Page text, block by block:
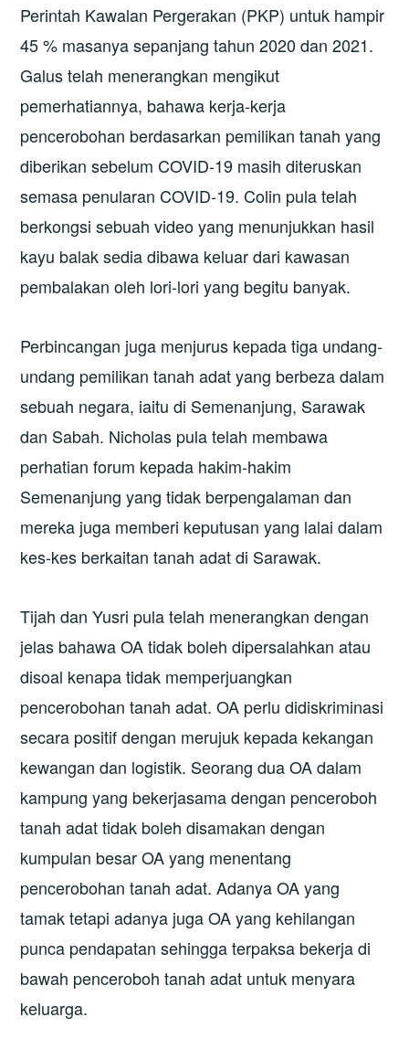
Perintah Kawalan Pergerakan (PKP) untuk hampir
45 % masanya sepanjang tahun 2020 dan 2021.
Galus telah menerangkan mengikut
pemerhatiannya, bahawa kerja-kerja
pencerobohan berdasarkan pemilikan tanah yang
diberikan sebelum COVID-19 masih diteruskan
semasa penularan COVID-19. Colin pula telah
berkongsi sebuah video yang menunjukkan hasil
kayu balak sedia dibawa keluar dari kawasan
pembalakan oleh lori-lori yang begitu banyak.
Perbincangan juga menjurus kepada tiga undang-
undang pemilikan tanah adat yang berbeza dalam
sebuah negara, iaitu di Semenanjung, Sarawak
dan Sabah. Nicholas pula telah membawa
perhatian forum kepada hakim-hakim
Semenanjung yang tidak berpengalaman dan
mereka juga memberi keputusan yang lalai dalam
kes-kes berkaitan tanah adat di Sarawak.
Tijah dan Yusri pula telah menerangkan dengan
jelas bahawa OA tidak boleh dipersalahkan atau
disoal kenapa tidak memperjuangkan
pencerobohan tanah adat. OA perlu didiskriminasi
secara positif dengan merujuk kepada kekangan
kewangan dan logistik. Seorang dua OA dalam
kampung yang bekerjasama dengan penceroboh
tanah adat tidak boleh disamakan dengan
kumpulan besar OA yang menentang
pencerobohan tanah adat. Adanya OA yang
tamak tetapi adanya juga OA yang kehilangan
punca pendapatan sehingga terpaksa bekerja di
bawah penceroboh tanah adat untuk menyara
keluarga.